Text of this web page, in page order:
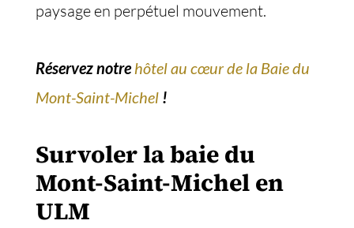
paysage en perpétuel mouvement.
Réservez notrehôtel au cœur de la Baie du
Mont-Saint-Michel !
Survoler la baie du
Mont-Saint-Michel en
ULM